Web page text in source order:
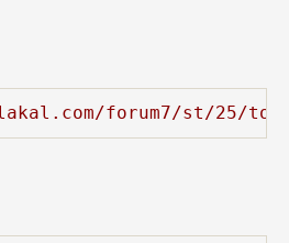
forum7/st/25/